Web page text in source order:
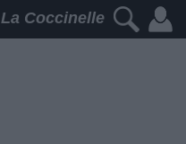
La Coccinelle